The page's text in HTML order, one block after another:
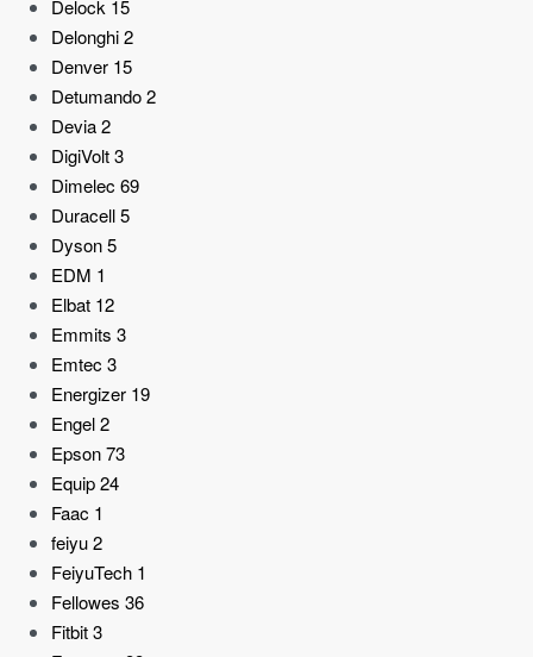
Delock 15
Delonghi2
Denver 15
Detumando2
Devia2
DigiVolt3
Dimelec 69
Duracell5
Dyson5
EDM 1
Elbat 12
Emmits 3
Emtec 3
Energizer 19
Engel2
Epson73
Equip24
Faac 1
feiyu2
FeiyuTech 1
Fellowes 36
Fitbit3